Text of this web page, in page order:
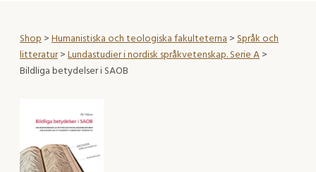
Shop>Humanistiska och teologiska fakulteterna>Språk och
litteratur>Lundastudier i nordisk språkvetenskap. Serie A>
Bildliga betydelser i SAOB